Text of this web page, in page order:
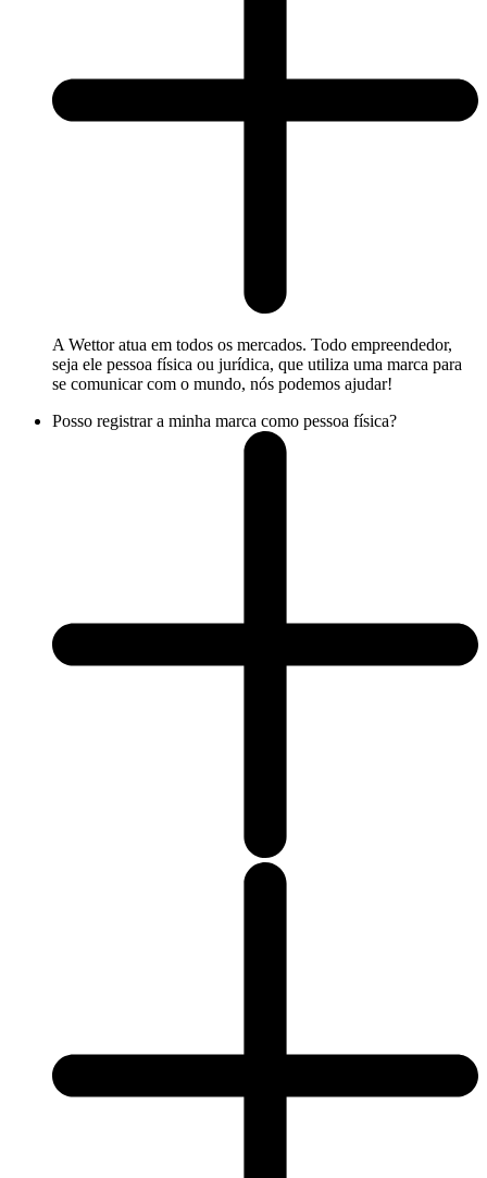
A Wettor atua em todos os mercados. Todo empreendedor,
seja ele pessoa física ou jurídica, que utiliza uma marca para
se comunicar com o mundo, nós podemos ajudar!
Posso registrar a minha marca como pessoa física?